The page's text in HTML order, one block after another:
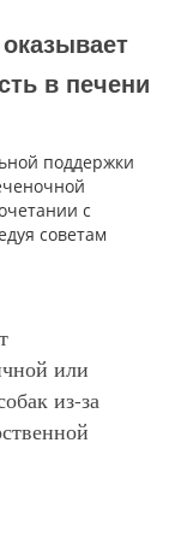
в печени
поддержки
с
советам
или
из-за